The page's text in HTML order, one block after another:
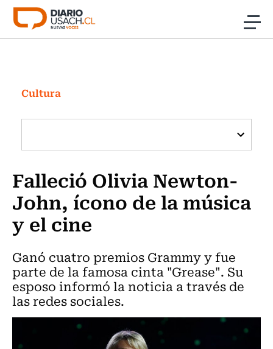
Click acá para ir directamente al contenido
Investigación
Cultura
Programas Radio y TV Usach
Cultura
Falleció Olivia Newton-
John, ícono de la música
y el cine
Ganó cuatro premios Grammy y fue
parte de la famosa cinta "Grease". Su
esposo informó la noticia a través de
las redes sociales.